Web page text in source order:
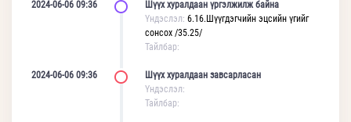
2024-06-06 09:36
Шүүх хуралдаан үргэлжилж байна
Үндэслэл: 6.16.Шүүгдэгчийн эцсийн үгийг
сонсох /35.25/
Тайлбар:
2024-06-06 09:36
Шүүх хуралдаан завсарласан
Үндэслэл:
Тайлбар: